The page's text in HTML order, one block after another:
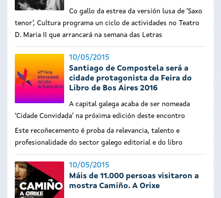
Co gallo da estrea da versión lusa de ‘Saxo
tenor’, Cultura programa un ciclo de actividades no Teatro
D. Maria II que arrancará na semana das Letras
10/05/2015
Santiago de Compostela será a
cidade protagonista da Feira do
Libro de Bos Aires 2016
A capital galega acaba de ser nomeada
‘Cidade Convidada’ na próxima edición deste encontro
Este recoñecemento é proba da relevancia, talento e
profesionalidade do sector galego editorial e do libro
10/05/2015
Máis de 11.000 persoas visitaron a
mostra Camiño. A Orixe